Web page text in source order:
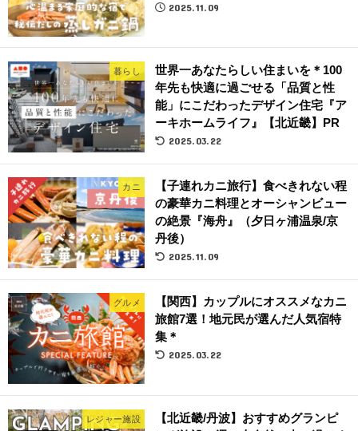
2025.11.09
暮らし
世界一あなたらしい住まいを＊100
年先も快適に過ごせる「品質と性
能」にこだわったデザイン住宅『ア
ーキホームライフ』【北近畿】PR
2025.03.22
カニ
【子連れカニ旅行】食べきれない程
の豪華カニ料理とオーシャンビュー
の絶景『海舟』（夕日ヶ浦温泉/京
丹後）
2025.11.09
グルメ
【関西】カップルにオススメなカニ
旅館7選！地元民が選んだ人気宿特
集＊
2025.03.22
レジャー施設
【北近畿/丹波】おすすめグランピ